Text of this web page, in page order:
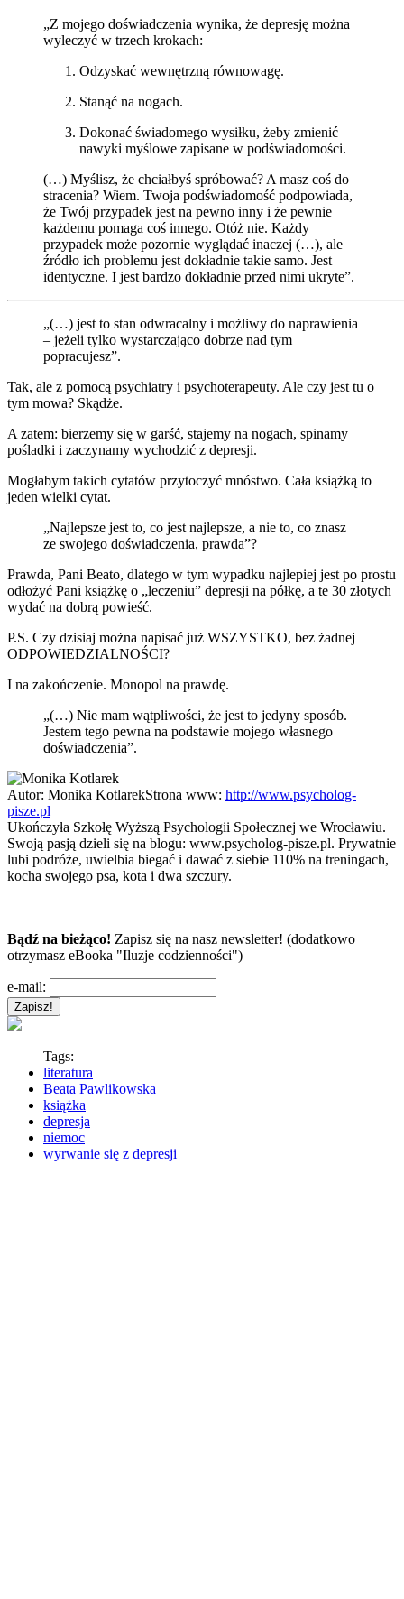
„Z mojego doświadczenia wynika, że depresję można
wyleczyć w trzech krokach:
Odzyskać wewnętrzną równowagę.
Stanąć na nogach.
Dokonać świadomego wysiłku, żeby zmienić
nawyki myślowe zapisane w podświadomości.
(…) Myślisz, że chciałbyś spróbować? A masz coś do
stracenia? Wiem. Twoja podświadomość podpowiada,
że Twój przypadek jest na pewno inny i że pewnie
każdemu pomaga coś innego. Otóż nie. Każdy
przypadek może pozornie wyglądać inaczej (…), ale
źródło ich problemu jest dokładnie takie samo. Jest
identyczne. I jest bardzo dokładnie przed nimi ukryte”.
„(…) jest to stan odwracalny i możliwy do naprawienia
– jeżeli tylko wystarczająco dobrze nad tym
popracujesz”.
Tak, ale z pomocą psychiatry i psychoterapeuty. Ale czy jest tu o
tym mowa? Skądże.
A zatem: bierzemy się w garść, stajemy na nogach, spinamy
pośladki i zaczynamy wychodzić z depresji.
Mogłabym takich cytatów przytoczyć mnóstwo. Cała książką to
jeden wielki cytat.
„Najlepsze jest to, co jest najlepsze, a nie to, co znasz
ze swojego doświadczenia, prawda”?
Prawda, Pani Beato, dlatego w tym wypadku najlepiej jest po prostu
odłożyć Pani książkę o „leczeniu” depresji na półkę, a te 30 złotych
wydać na dobrą powieść.
P.S. Czy dzisiaj można napisać już WSZYSTKO, bez żadnej
ODPOWIEDZIALNOŚCI?
I na zakończenie. Monopol na prawdę.
„(…) Nie mam wątpliwości, że jest to jedyny sposób.
Jestem tego pewna na podstawie mojego własnego
doświadczenia”.
Autor: Monika KotlarekStrona www: http://www.psycholog-
pisze.pl
Ukończyła Szkołę Wyższą Psychologii Społecznej we Wrocławiu.
Swoją pasją dzieli się na blogu: www.psycholog-pisze.pl. Prywatnie
lubi podróże, uwielbia biegać i dawać z siebie 110% na treningach,
kocha swojego psa, kota i dwa szczury.
Bądź na bieżąco! Zapisz się na nasz newsletter! (dodatkowo
otrzymasz eBooka "Iluzje codzienności")
e-mail:
Tags:
literatura
Beata Pawlikowska
książka
depresja
niemoc
wyrwanie się z depresji